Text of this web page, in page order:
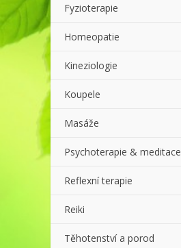
Fyzioterapie
Homeopatie
Kineziologie
Koupele
Masáže
Psychoterapie & meditace
Reflexní terapie
Reiki
Těhotenství a porod